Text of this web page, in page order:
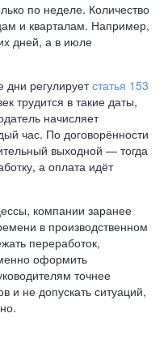
по неделе. Количество
и кварталам. Например,
дней, а в июле
дни регулируетстатья 153
трудится в такие даты,
начисляет
час. По договорённости
выходной — тогда
а оплата идёт
компании заранее
в производственном
переработок,
оформить
точнее
и не допускать ситуаций,